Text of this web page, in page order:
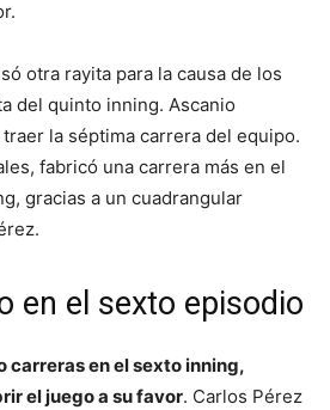
otra rayita para la causa de los
del quinto inning. Ascanio
la séptima carrera del equipo.
fabricó una carrera más en el
gracias a un cuadrangular
en el sexto episodio
carreras en el sexto inning,
el juego a su favor. Carlos Pérez